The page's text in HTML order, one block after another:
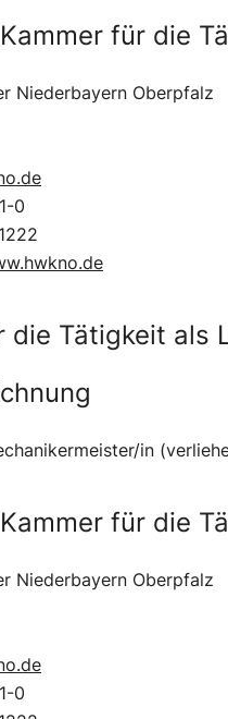
für die
Niederbayern Oberpfalz
0
die Tätigkeit als
in
für die
Niederbayern Oberpfalz
0